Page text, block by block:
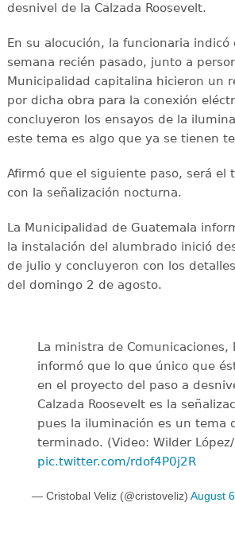
desnivel de la Calzada Roosevelt.
En su alocución, la funcionaria
semana recién pasado, junto a
Municipalidad capitalina hicieron un
por dicha obra para la conexión
concluyeron los ensayos de la
este tema es algo que ya se tienen
Afirmó que el siguiente paso, será el
con la señalización nocturna.
La Municipalidad de Guatemala
la instalación del alumbrado inició
de julio y concluyeron con los
del domingo 2 de agosto.
La ministra de Comunicaciones,
informó que lo que único que
en el proyecto del paso a
Calzada Roosevelt es la
pues la iluminación es un tema
terminado. (Video: Wilder
pic.twitter.com/rdof4P0j2R
— Cristobal Veliz (@cristoveliz) August